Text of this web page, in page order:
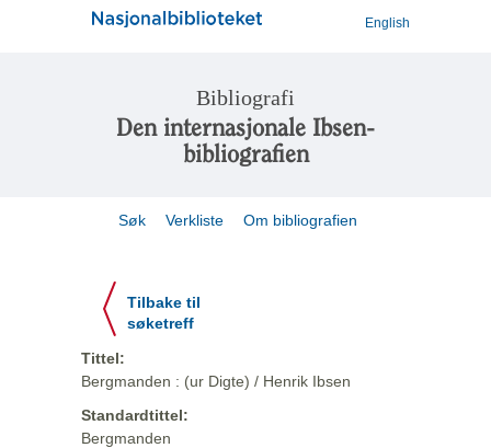
English
Bibliografi
Den internasjonale Ibsen-
bibliografien
Søk Verkliste Om bibliografien
Tilbake til
søketreff
Tittel:
Bergmanden : (ur Digte) / Henrik Ibsen
Standardtittel:
Bergmanden